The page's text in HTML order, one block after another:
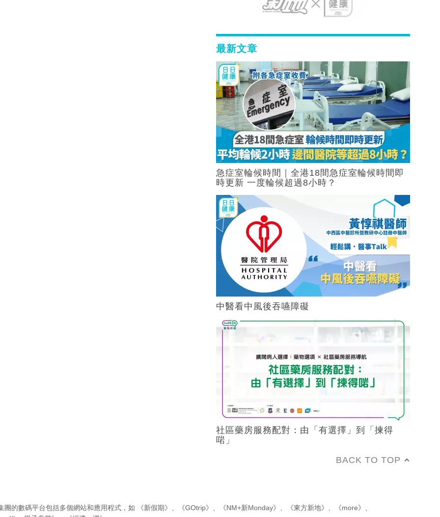
最新文章
急症室輪候時間｜全港18間急症室輪候時間即
時更新 一度輪候超過8小時？
中醫看中風後吞嚥障礙
社區藥房服務配對：由「有選擇」到「揀得
啱」
BACK TO TOP
團的數碼平台包括多個網站和應用程式，如 《新假期》 、 《GOtrip》 、 《NM+新Monday》 、 《東方新地》 、 《more》 、